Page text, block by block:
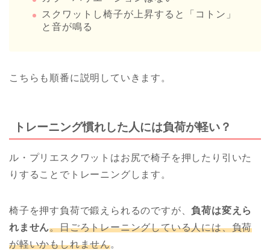
スクワットし椅子が上昇すると「コトン」
と音が鳴る
こちらも順番に説明していきます。
トレーニング慣れした人には負荷が軽い？
ル・プリエスクワットはお尻で椅子を押したり引いた
りすることでトレーニングします。
椅子を押す負荷で鍛えられるのですが、負荷は変えら
れません。日ごろトレーニングしている人には、負荷
が軽いかもしれません。